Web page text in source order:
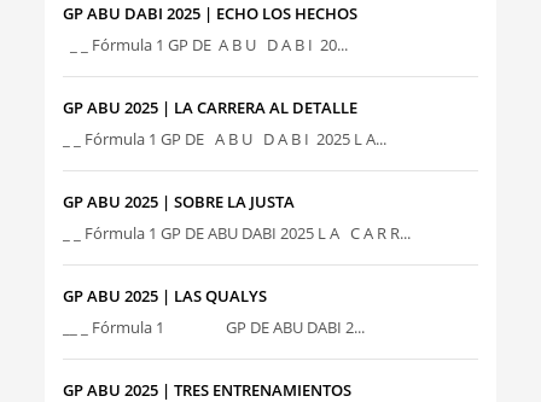
GP ABU DABI 2025 | ECHO LOS HECHOS
_ _ Fórmula 1 GP DE A B U D A B I 20...
GP ABU 2025 | LA CARRERA AL DETALLE
_ _ Fórmula 1 GP DE A B U D A B I 2025 L A...
GP ABU 2025 | SOBRE LA JUSTA
_ _ Fórmula 1 GP DE ABU DABI 2025 L A C A R R...
GP ABU 2025 | LAS QUALYS
__ _ Fórmula 1 GP DE ABU DABI 2...
GP ABU 2025 | TRES ENTRENAMIENTOS